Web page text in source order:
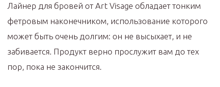
Лайнер для бровей от Art Visage обладает тонким
фетровым наконечником, использование которого
может быть очень долгим: он не высыхает, и не
забивается. Продукт верно прослужит вам до тех
пор, пока не закончится.